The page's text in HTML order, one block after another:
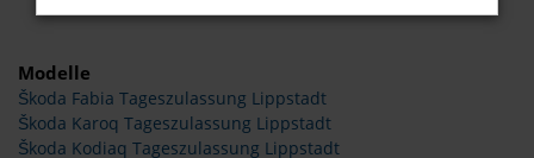
Modelle
Škoda Fabia Tageszulassung Lippstadt
Škoda Karoq Tageszulassung Lippstadt
Škoda Kodiaq Tageszulassung Lippstadt